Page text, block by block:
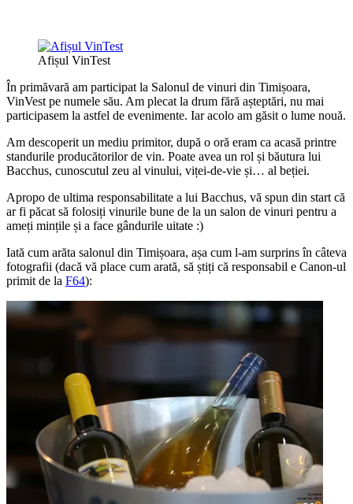
Afișul VinTest
În primăvară am participat la Salonul de vinuri din Timișoara,
VinVest pe numele său. Am plecat la drum fără așteptări, nu mai
participasem la astfel de evenimente. Iar acolo am găsit o lume nouă.
Am descoperit un mediu primitor, după o oră eram ca acasă printre
standurile producătorilor de vin. Poate avea un rol și băutura lui
Bacchus, cunoscutul zeu al vinului, viței-de-vie și… al beției.
Apropo de ultima responsabilitate a lui Bacchus, vă spun din start că
ar fi păcat să folosiți vinurile bune de la un salon de vinuri pentru a
ameți mințile și a face gândurile uitate :)
Iată cum arăta salonul din Timișoara, așa cum l-am surprins în câteva
fotografii (dacă vă place cum arată, să știți că responsabil e Canon-ul
primit de la F64):